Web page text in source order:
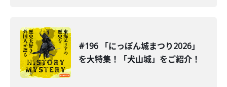
#196 「にっぽん城まつり2026」
を大特集！「犬山城」をご紹介！